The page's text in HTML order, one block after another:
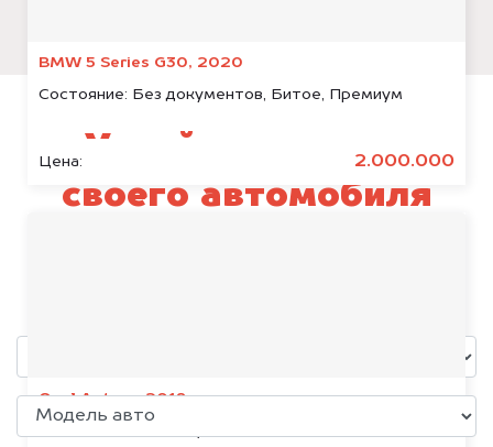
BMW 5 Series G30, 2020
Состояние: Без документов, Битое, Премиум
Цена: 2.000.000
Opel Antara, 2018
Узнай стоимость
своего автомобиля